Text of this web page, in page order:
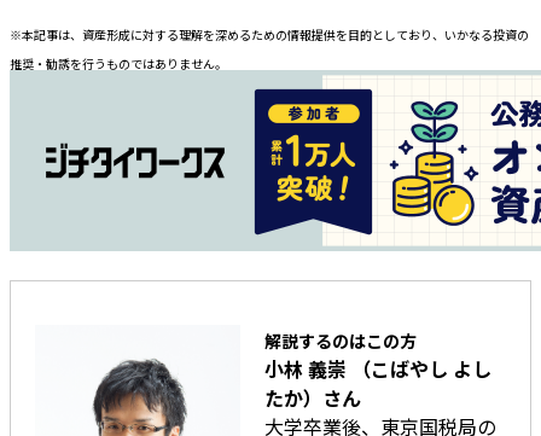
※本記事は、資産形成に対する理解を深めるための情報提供を目的としており、いかなる投資の
推奨・勧誘を行うものではありません。
解説するのはこの方
小林 義崇 （こばやし よし
たか）さん
大学卒業後、東京国税局の